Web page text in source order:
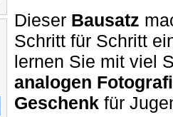
Dieser Bausatz
Schritt für Schritt
lernen Sie mit viel
analogen
Geschenk für